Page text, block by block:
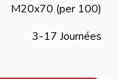
M20x70 (per 100)
3-17 Journées